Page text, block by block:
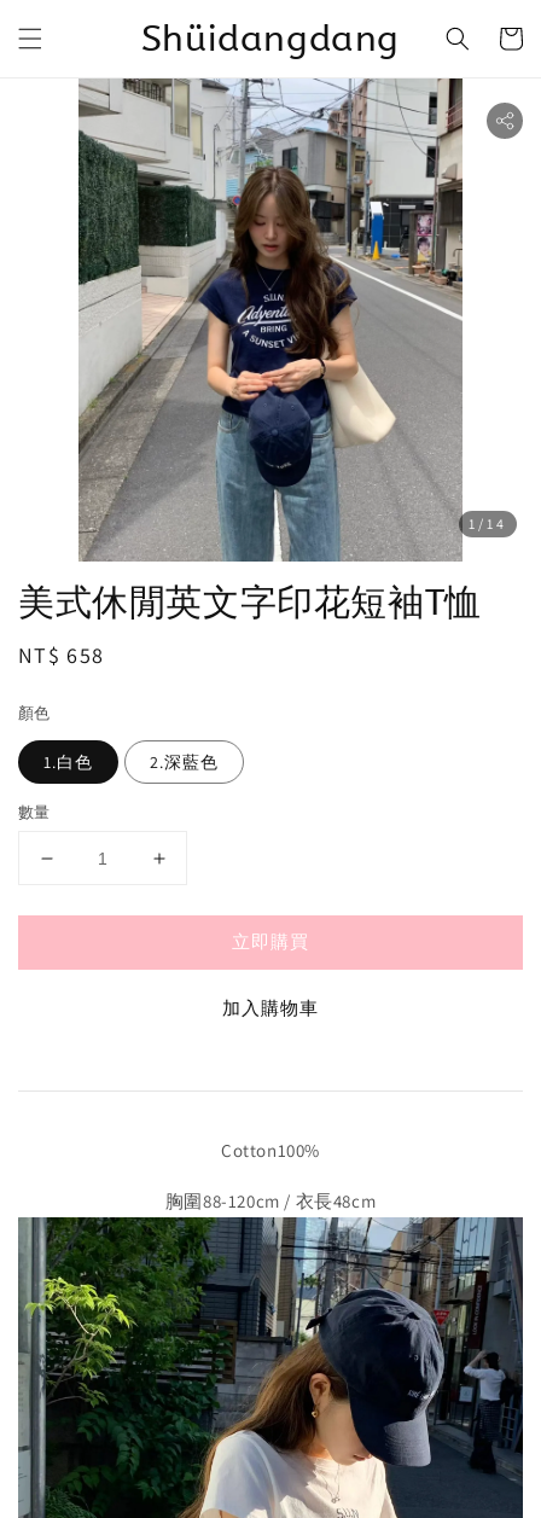
Shüidangdang
1 /14
美式休閒英文字印花短袖T恤
Regular
NT$ 658
顏色
1.白色 2.深藍色
數量
立即購買
加入購物車
Cotton100%
胸圍88-120cm / 衣長48cm